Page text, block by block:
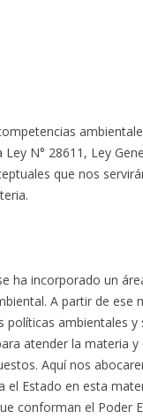
N° 28611, Ley
que nos
ha incorporado un
A partir de ese
políticas ambientales y
atender la materia y
Aquí nos
el Estado en esta
conforman el Poder